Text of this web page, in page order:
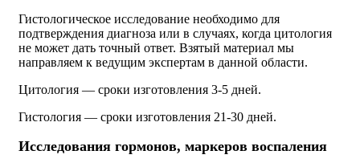
Гистологическое исследование необходимо для
подтверждения диагноза или в случаях, когда цитология
не может дать точный ответ. Взятый материал мы
направляем к ведущим экспертам в данной области.
Цитология — сроки изготовления 3-5 дней.
Гистология — сроки изготовления 21-30 дней.
Исследования гормонов, маркеров воспаления